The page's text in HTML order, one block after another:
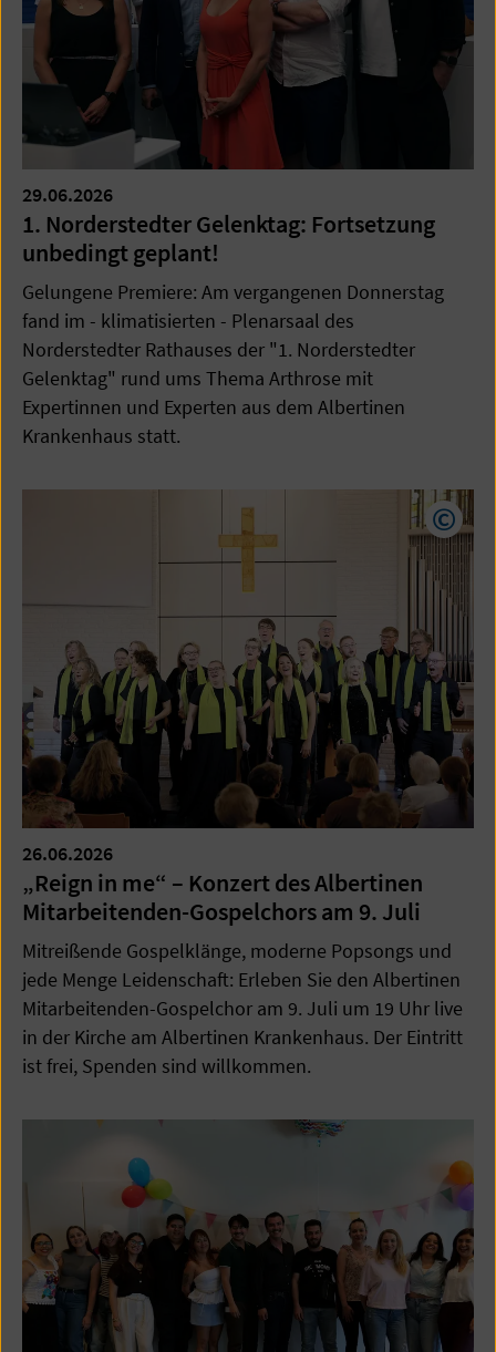
29.06.2026
1. Norderstedter Gelenktag: Fortsetzung
unbedingt geplant!
Gelungene Premiere: Am vergangenen Donnerstag
fand im - klimatisierten - Plenarsaal des
Norderstedter Rathauses der "1. Norderstedter
Gelenktag" rund ums Thema Arthrose mit
Expertinnen und Experten aus dem Albertinen
Krankenhaus statt.
26.06.2026
„Reign in me“ – Konzert des Albertinen
Mitarbeitenden-Gospelchors am 9. Juli
Mitreißende Gospelklänge, moderne Popsongs und
jede Menge Leidenschaft: Erleben Sie den Albertinen
Mitarbeitenden-Gospelchor am 9. Juli um 19 Uhr live
in der Kirche am Albertinen Krankenhaus. Der Eintritt
ist frei, Spenden sind willkommen.